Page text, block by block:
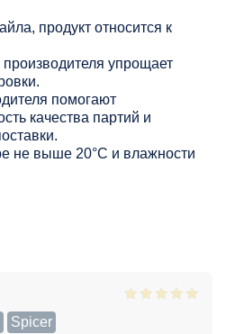
продукт относится к
упрощает
помогают
качества партий и
не выше 20°С и влажности
Spicer